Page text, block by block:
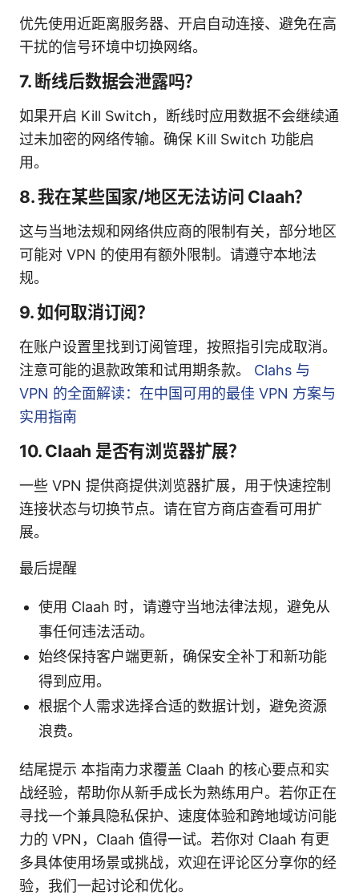
优先使用近距离服务器、开启自动连接、避免在高
干扰的信号环境中切换网络。
7. 断线后数据会泄露吗？
如果开启 Kill Switch，断线时应用数据不会继续通
过未加密的网络传输。确保 Kill Switch 功能启
用。
8. 我在某些国家/地区无法访问 Claah？
这与当地法规和网络供应商的限制有关，部分地区
可能对 VPN 的使用有额外限制。请遵守本地法
规。
9. 如何取消订阅？
在账户设置里找到订阅管理，按照指引完成取消。
注意可能的退款政策和试用期条款。 Clahs 与
VPN 的全面解读：在中国可用的最佳 VPN 方案与
实用指南
10. Claah 是否有浏览器扩展？
一些 VPN 提供商提供浏览器扩展，用于快速控制
连接状态与切换节点。请在官方商店查看可用扩
展。
最后提醒
使用 Claah 时，请遵守当地法律法规，避免从
事任何违法活动。
始终保持客户端更新，确保安全补丁和新功能
得到应用。
根据个人需求选择合适的数据计划，避免资源
浪费。
结尾提示 本指南力求覆盖 Claah 的核心要点和实
战经验，帮助你从新手成长为熟练用户。若你正在
寻找一个兼具隐私保护、速度体验和跨地域访问能
力的 VPN，Claah 值得一试。若你对 Claah 有更
多具体使用场景或挑战，欢迎在评论区分享你的经
验，我们一起讨论和优化。